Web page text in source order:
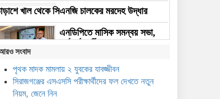
খাল থেকে সিএনজি চালকের মরদেহ উদ্ধার
এনডিপিতে মাসিক সমন্বয় সভা,
কর্মকর্তা-কর্মীদের সম্মাননা প্রদান
যমুনার পানি আরও ৪-৫ দিন বাড়তে
পারে, তবে বন্যার ঝুঁকি নেই
সংবাদ
পৃথক মাদক মামলায় ২ যুবকের যাবজ্জীবন
সিরাজগঞ্জের এসএসসি পরীক্ষার্থীদের ফল দেখতে নতুন
নিয়ম, জেনে নিন